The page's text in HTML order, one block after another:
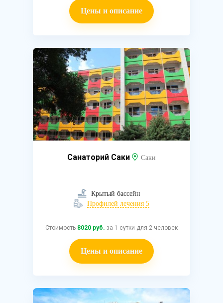
Цены и описание
Санаторий Саки Саки
Крытый бассейн
Профилей лечения 5
Стоимость 8020 руб. за 1 сутки для 2 человек
Цены и описание